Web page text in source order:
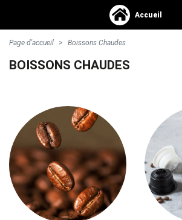
Accueil
S'identifier >
Accessoires Boissons chaudes
Page d'accueil Boissons Chaudes
BOISSONS CHAUDES